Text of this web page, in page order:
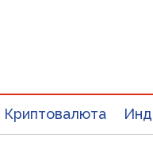
Криптовалюта